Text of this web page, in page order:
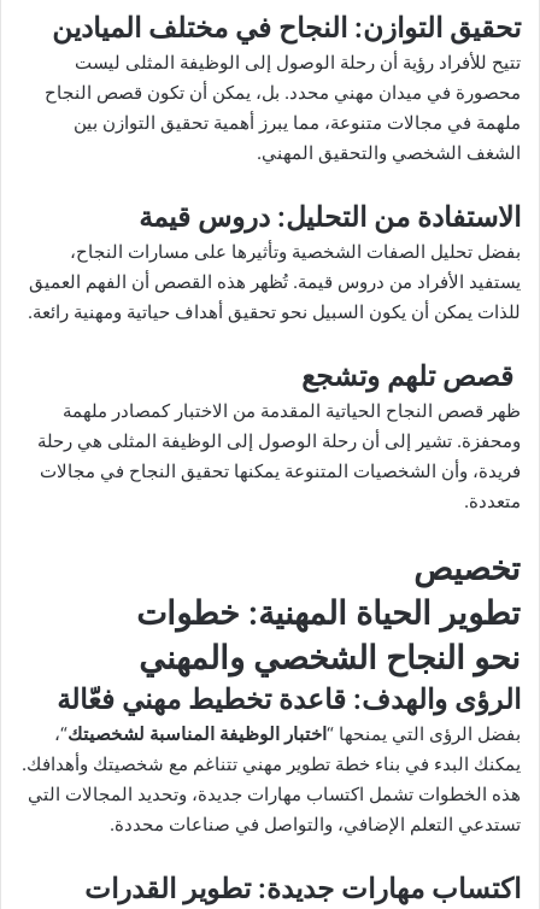
تحقيق التوازن: النجاح في مختلف الميادين
تتيح للأفراد رؤية أن رحلة الوصول إلى الوظيفة المثلى ليست
محصورة في ميدان مهني محدد. بل، يمكن أن تكون قصص النجاح
ملهمة في مجالات متنوعة، مما يبرز أهمية تحقيق التوازن بين
الشغف الشخصي والتحقيق المهني.
الاستفادة من التحليل: دروس قيمة
بفضل تحليل الصفات الشخصية وتأثيرها على مسارات النجاح،
يستفيد الأفراد من دروس قيمة. تُظهر هذه القصص أن الفهم العميق
للذات يمكن أن يكون السبيل نحو تحقيق أهداف حياتية ومهنية رائعة.
قصص تلهم وتشجع
ظهر قصص النجاح الحياتية المقدمة من الاختبار كمصادر ملهمة
ومحفزة. تشير إلى أن رحلة الوصول إلى الوظيفة المثلى هي رحلة
فريدة، وأن الشخصيات المتنوعة يمكنها تحقيق النجاح في مجالات
متعددة.
تخصيص
تطوير الحياة المهنية: خطوات
نحو النجاح الشخصي والمهني
الرؤى والهدف: قاعدة تخطيط مهني فعّالة
بفضل الرؤى التي يمنحها “اختبار الوظيفة المناسبة لشخصيتك“،
يمكنك البدء في بناء خطة تطوير مهني تتناغم مع شخصيتك وأهدافك.
هذه الخطوات تشمل اكتساب مهارات جديدة، وتحديد المجالات التي
تستدعي التعلم الإضافي، والتواصل في صناعات محددة.
اكتساب مهارات جديدة: تطوير القدرات